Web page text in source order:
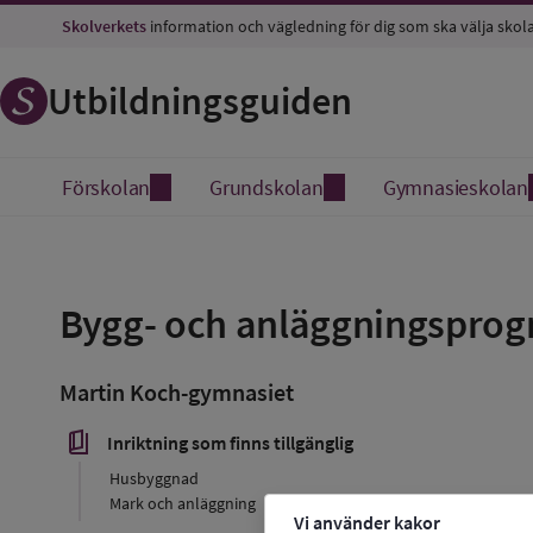
Vi använder kakor
Skolverkets information och vägledning för dig som ska välja
Utbildningsguiden
Förskolan Grundskolan Gymnasieskolan
Bygg- och
favorit
Martin Koch-gymnasiet
book_5 Inriktning som finns tillgänglig
Husbyggnad
Mark och anläggning